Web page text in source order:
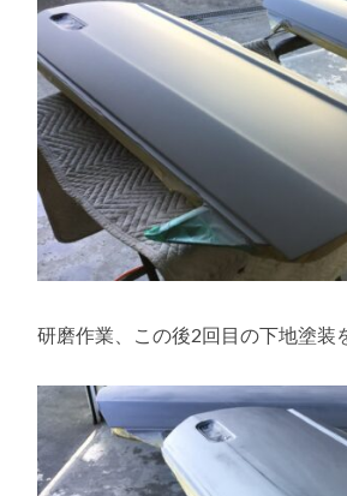
研磨作業、この後2回目の下地塗装